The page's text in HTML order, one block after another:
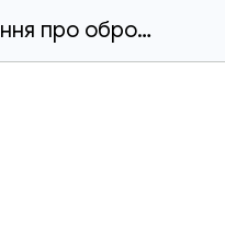
Creed - Повідомлення про обробку персональних даних для сайту [UA]